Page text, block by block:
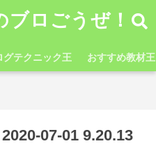
ロごうぜ！
グテクニック王 おすすめ教材王
07-01 9.20.13